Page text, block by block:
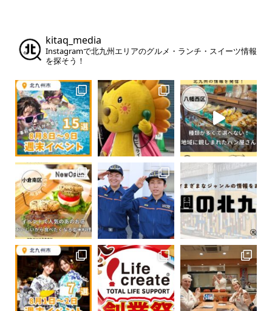
kitaq_media
Instagramで北九州エリアのグルメ・ランチ・スイーツ情報
を探そう！